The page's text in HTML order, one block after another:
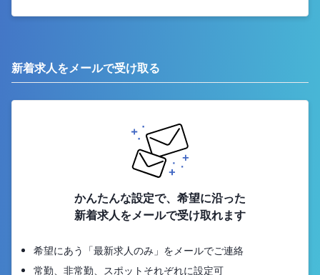
新着求人をメールで受け取る
かんたんな設定で、希望に沿った
新着求人をメールで受け取れます
希望にあう「最新求人のみ」をメールでご連絡
常勤、非常勤、スポットそれぞれに設定可